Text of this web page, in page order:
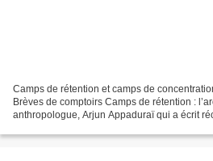
Camps de rétention et camps de
Brèves de comptoirs Camps de rétention :
anthropologue, Arjun Appaduraï qui a écrit